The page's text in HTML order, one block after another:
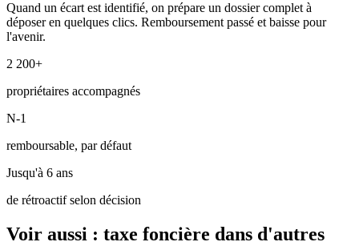
Quand un écart est identifié, on prépare un dossier complet à
déposer en quelques clics. Remboursement passé et baisse pour
l'avenir.
2 200+
propriétaires accompagnés
N-1
remboursable, par défaut
Jusqu'à 6 ans
de rétroactif selon décision
Voir aussi : taxe foncière dans d'autres